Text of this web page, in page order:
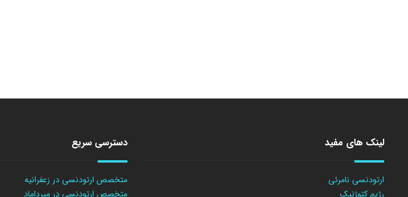
لینک های مفید
ارتودنسی نامرئی
رژیم کتوژنیک
دسترسی سریع
متخصص ارتودنسی در زعفرانیه
متخصص ارتودنسی در میرداماد